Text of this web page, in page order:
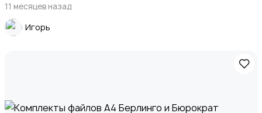
11 месяцев назад
Игорь